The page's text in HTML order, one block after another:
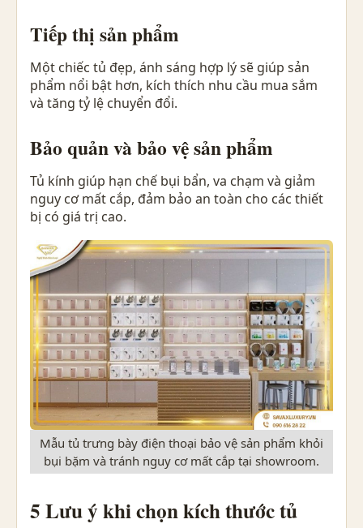
Tiếp thị sản phẩm
Một chiếc tủ đẹp, ánh sáng hợp lý sẽ giúp sản
phẩm nổi bật hơn, kích thích nhu cầu mua sắm
và tăng tỷ lệ chuyển đổi.
Bảo quản và bảo vệ sản phẩm
Tủ kính giúp hạn chế bụi bẩn, va chạm và giảm
nguy cơ mất cắp, đảm bảo an toàn cho các thiết
bị có giá trị cao.
Mẫu tủ trưng bày điện thoại bảo vệ sản phẩm khỏi
bụi bặm và tránh nguy cơ mất cắp tại showroom.
5 Lưu ý khi chọn kích thước tủ